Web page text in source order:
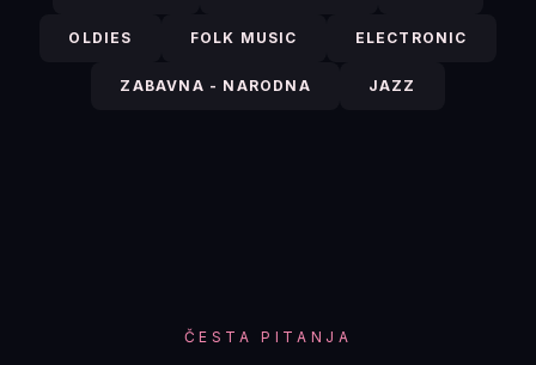
OLDIES FOLK MUSIC ELECTRONIC
ZABAVNA - NARODNA JAZZ
ČESTA PITANJA